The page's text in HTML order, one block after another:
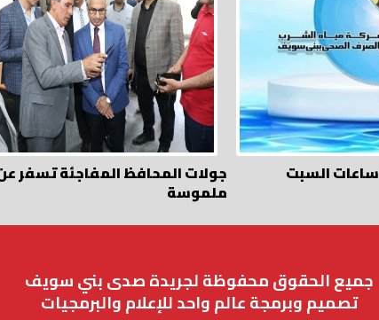
قطع المياه عن ببا 3 ساعات السبت جولات المحافظ المفاجئة تسفر
ملموسة
جميع الحقوق محفوظة لجريدة صدى بني سويف
تصميم وبرمجة عالم واحد للإعلام والبرمجيات